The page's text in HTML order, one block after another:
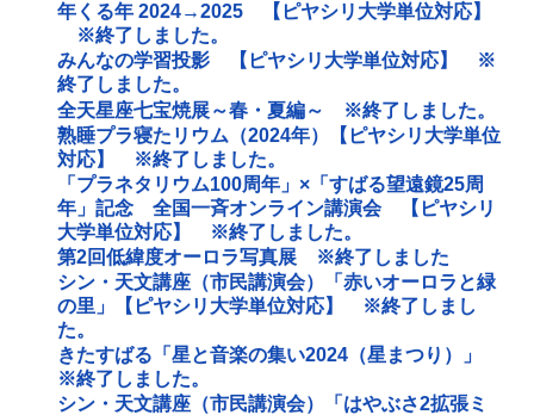
年くる年 2024→2025 【ピヤシリ大学単位対応】
※終了しました。
みんなの学習投影 【ピヤシリ大学単位対応】 ※
終了しました。
全天星座七宝焼展～春・夏編～ ※終了しました。
熟睡プラ寝たリウム（2024年）【ピヤシリ大学単位
対応】 ※終了しました。
「プラネタリウム100周年」×「すばる望遠鏡25周
年」記念 全国一斉オンライン講演会 【ピヤシリ
大学単位対応】 ※終了しました。
第2回低緯度オーロラ写真展 ※終了しました
シン・天文講座（市民講演会）「赤いオーロラと緑
の里」【ピヤシリ大学単位対応】 ※終了しまし
た。
きたすばる「星と音楽の集い2024（星まつり）」
※終了しました。
シン・天文講座（市民講演会）「はやぶさ2拡張ミ